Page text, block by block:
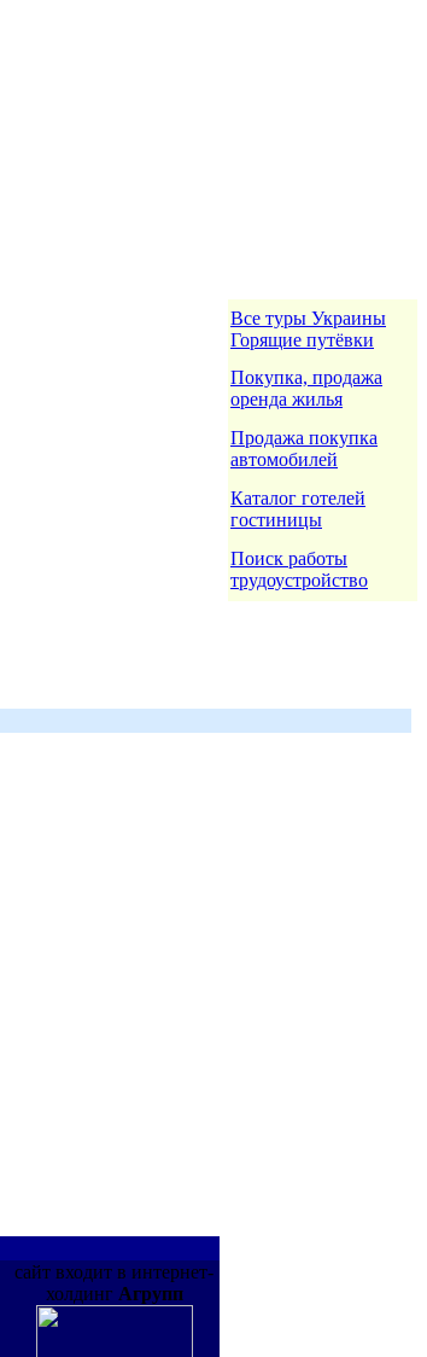
Все туры Украины
Горящие путёвки
Покупка, продажа
оренда жилья
Продажа покупка
автомобилей
Каталог готелей
гостиницы
Поиск работы
трудоустройство
сайт входит в интернет-
холдинг Агрупп